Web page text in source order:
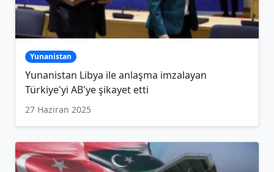
Yunanistan
Yunanistan Libya ile anlaşma imzalayan
Türkiye'yi AB'ye şikayet etti
27 Haziran 2025